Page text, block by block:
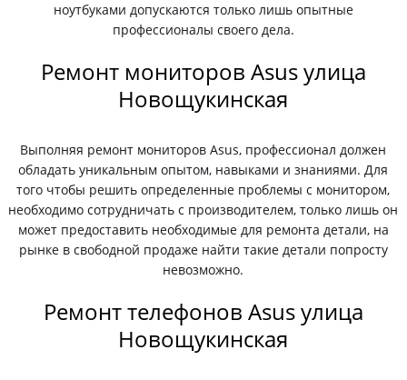
ноутбуками допускаются только лишь опытные
профессионалы своего дела.
Ремонт мониторов Asus улица
Новощукинская
Выполняя ремонт мониторов Asus, профессионал должен
обладать уникальным опытом, навыками и знаниями. Для
того чтобы решить определенные проблемы с монитором,
необходимо сотрудничать с производителем, только лишь он
может предоставить необходимые для ремонта детали, на
рынке в свободной продаже найти такие детали попросту
невозможно.
Ремонт телефонов Asus улица
Новощукинская